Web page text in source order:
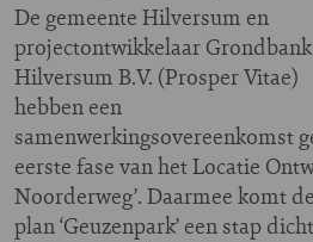
De gemeente Hilversum en
projectontwikkelaar Grondbank
Hilversum B.V. (Prosper Vitae)
hebben een
samenwerkingsovereenkomst
eerste fase van het Locatie
Noorderweg’. Daarmee komt
plan ‘Geuzenpark’ een stap